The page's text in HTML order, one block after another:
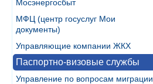
Мосэнергосбыт
МФЦ (центр госуслуг Мои
документы)
Управляющие компании ЖКХ
Паспортно-визовые службы
Управление по вопросам миграции